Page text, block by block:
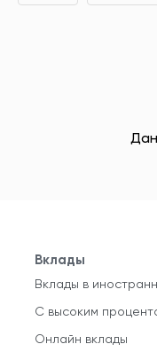
Вклады
Вклады в
С высоким
Онлайн вклады